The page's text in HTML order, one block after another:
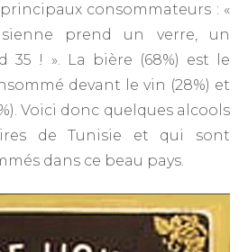
consommateurs : «
prend un verre, un
35 ! ». La bière (68%) est le
devant le vin (28%) et
Voici donc quelques alcools
de Tunisie et qui sont
dans ce beau pays.